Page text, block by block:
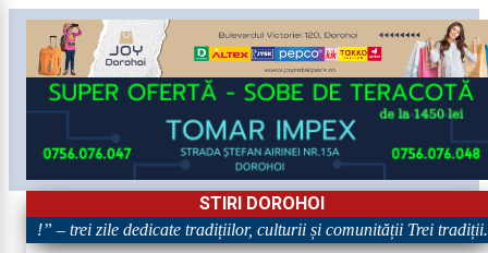
STIRI DOROHOI
– trei zile dedicate tradițiilor, culturii și comunității Trei tradiții.